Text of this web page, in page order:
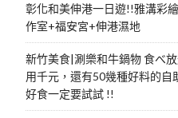
彰化和美伸港一日遊!!雅溝彩
作室+福安宮+伸港濕地
新竹美食|涮樂和牛鍋物 食べ
用千元，還有50幾種好料的
好食一定要試試 !!